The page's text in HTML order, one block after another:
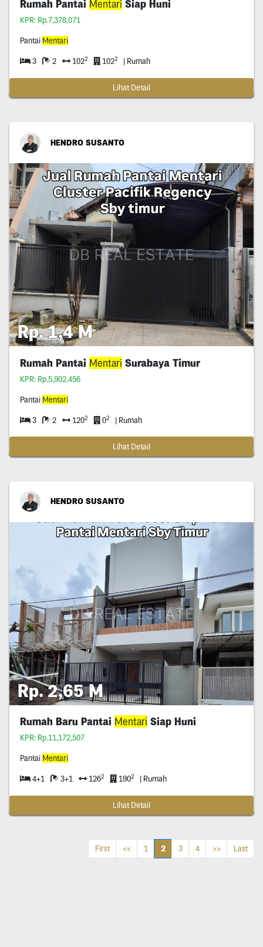
Rumah Pantai Mentari Siap Huni
KPR: Rp.7,378,071
Pantai Mentari
3 2 1022 1022 | Rumah
Lihat Detail
HENDRO SUSANTO
Rp. 1,4 M
Rumah Pantai Mentari Surabaya Timur
KPR: Rp.5,902,456
Pantai Mentari
3 2 1202 02 | Rumah
Lihat Detail
HENDRO SUSANTO
Rp. 2,65 M
Rumah Baru Pantai Mentari Siap Huni
KPR: Rp.11,172,507
Pantai Mentari
4+1 3+1 1262 1902 | Rumah
Lihat Detail
First << 1 2 3 4 >> Last